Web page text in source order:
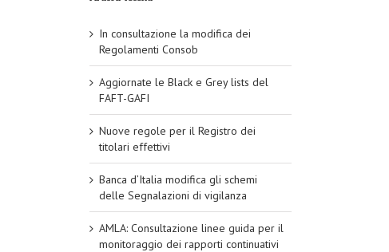
In consultazione la modifica dei
Regolamenti Consob
Aggiornate le Black e Grey lists del
FAFT-GAFI
Nuove regole per il Registro dei
titolari effettivi
Banca d’Italia modifica gli schemi
delle Segnalazioni di vigilanza
AMLA: Consultazione linee guida per il
monitoraggio dei rapporti continuativi